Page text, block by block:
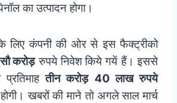
का उत्पादन होगा।
लिए कंपनी की ओर से इस फैक्ट्रीको
करोड़रुपये निवेश किये गयें हैं। इससे
प्रतिमाहतीन करोड़ 40 लाख रुपये
होगी। खबरों की माने तो अगले साल मार्च